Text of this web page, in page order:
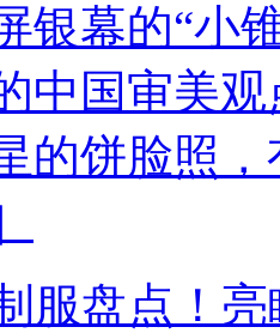
银幕的“小
中国审美
的饼脸照
服盘点！